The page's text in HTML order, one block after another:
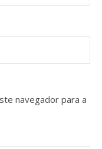
navegador para a